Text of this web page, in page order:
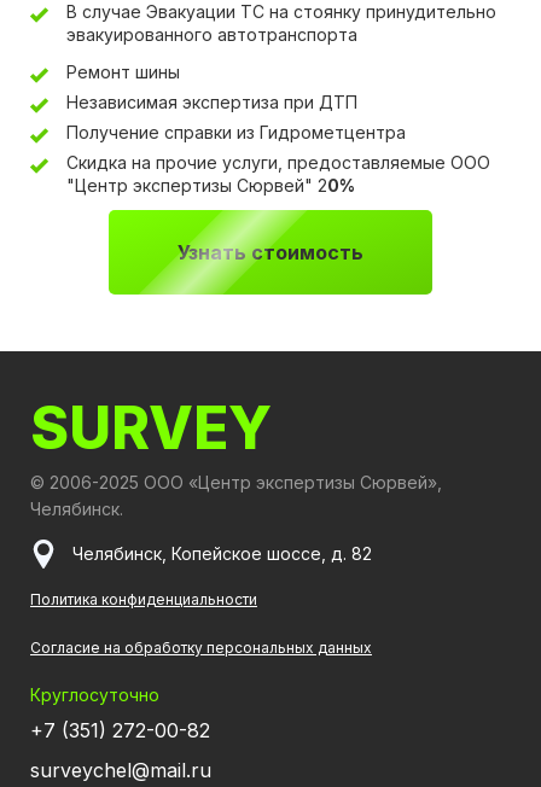
В случае Эвакуации ТС на стоянку принудительно
эвакуированного автотранспорта
Ремонт шины
Независимая экспертиза при ДТП
Получение справки из Гидрометцентра
Скидка на прочие услуги, предоставляемые ООО
"Центр экспертизы Сюрвей" 20%
Узнать стоимость
SURVEY
© 2006-2025 ООО «Центр экспертизы Сюрвей»,
Челябинск.
Челябинск, Копейское шоссе, д. 82
Политика конфиденциальности
Согласие на обработку персональных данных
Круглосуточно
+7 (351) 272-00-82
surveychel@mail.ru